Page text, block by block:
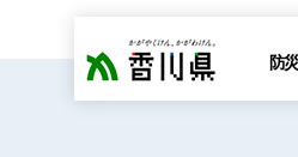
香川県 防